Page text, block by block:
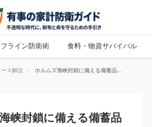
ライン防衛術 食料・物資サバイバル
ス解説
ホルムズ海峡封鎖に備える備蓄品リ
峡封鎖に備える備蓄品